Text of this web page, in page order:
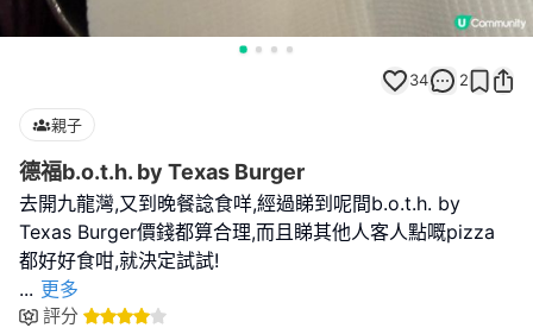
34 2
親子
德福b.o.t.h. by Texas Burger
去開九龍灣,又到晚餐諗食咩,經過睇到呢間b.o.t.h. by
Texas Burger價錢都算合理,而且睇其他人客人點嘅pizza
... 更多
評分